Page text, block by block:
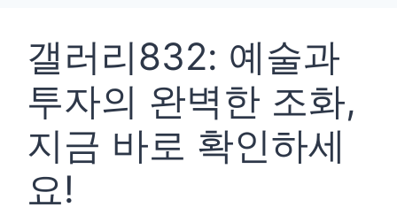
갤러리832: 예술과
투자의 완벽한 조화,
지금 바로 확인하세
요!